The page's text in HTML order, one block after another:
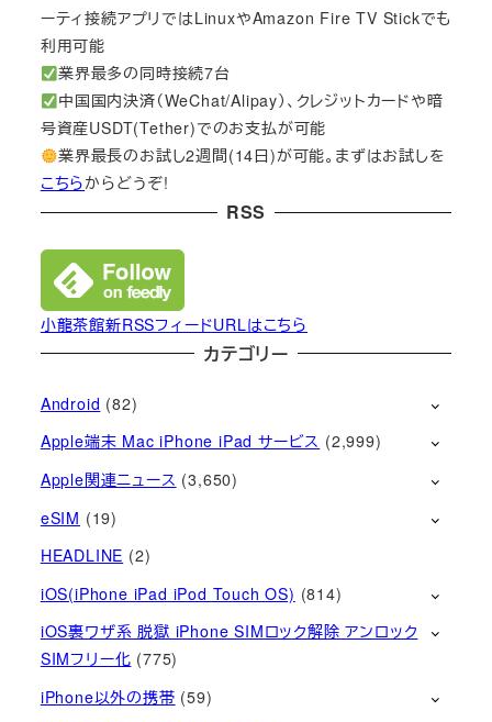
ーティ接続アプリではLinuxやAmazon Fire TV Stickでも
利用可能
業界最多の同時接続7台
中国国内決済（WeChat/Alipay）、クレジットカードや暗
号資産USDT(Tether)でのお支払が可能
業界最長のお試し2週間(14日)が可能。まずはお試しを
こちらからどうぞ!
RSS
小龍茶館新RSSフィードURLはこちら
カテゴリー
Android (82)
Apple端末 Mac iPhone iPad サービス (2,999)
Apple関連ニュース (3,650)
eSIM (19)
HEADLINE (2)
iOS(iPhone iPad iPod Touch OS) (814)
iOS裏ワザ系 脱獄 iPhone SIMロック解除 アンロック
SIMフリー化 (775)
iPhone以外の携帯 (59)